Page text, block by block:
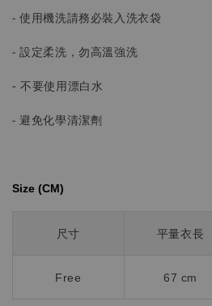
- 使用機洗請務必裝入洗衣袋
- 設定柔洗，勿高溫強洗
-不要使用漂白水
- 避免化學清潔劑
Size (CM)⁡⁡
尺寸 平量衣長
Free 67 cm